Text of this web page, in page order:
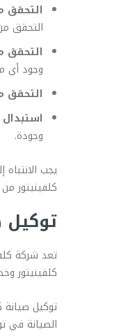
التحقق
التحقق
التحقق
وجود أي
التحقق
استبدال
وجودة.
يجب
كلفينيتور
توكيل
تعد شركة
كلفينيتور
توكيل صيانة
الصيانة في